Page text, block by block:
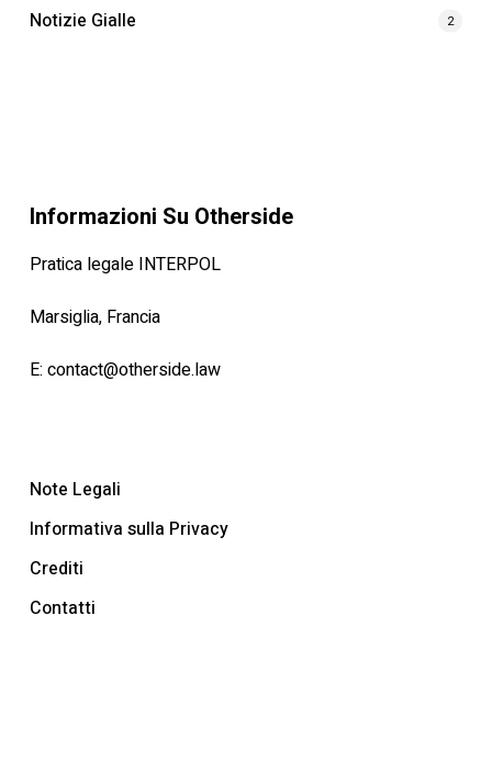
Notizie Gialle 2
Informazioni Su Otherside
Pratica legale INTERPOL
Marsiglia, Francia
E: contact@otherside.law
Note Legali
Informativa sulla Privacy
Crediti
Contatti